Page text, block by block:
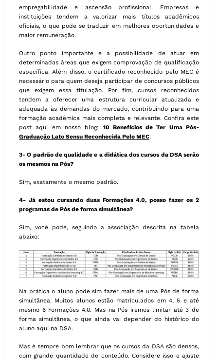
empregabilidade e ascensão profissional. Empresas e
instituições tendem a valorizar mais títulos acadêmicos
oficiais, o que pode se traduzir em melhores oportunidades e
maior remuneração.
Outro ponto importante é a possibilidade de atuar em
determinadas áreas que exigem comprovação de qualificação
específica. Além disso, o certificado reconhecido pelo MEC é
necessário para quem deseja participar de concursos públicos
que exigem essa titulação. Por fim, cursos reconhecidos
tendem a oferecer uma estrutura curricular atualizada e
adequada às demandas do mercado, contribuindo para uma
formação acadêmica mais completa e relevante. Confira este
post aqui em nosso blog: 10 Benefícios de Ter Uma Pós-
Graduação Lato Sensu Reconhecida Pelo MEC.
3- O padrão de qualidade e a didática dos cursos da DSA serão
os mesmos na Pós?
Sim, exatamente o mesmo padrão.
4- Já estou cursando duas Formações 4.0, posso fazer os 2
programas de Pós de forma simultânea?
Sim, você pode, seguindo a associação descrita na tabela
abaixo:
Na prática o aluno pode sim fazer mais de uma Pós de forma
simultânea. Muitos alunos estão matriculados em 4, 5 e até
mesmo 6 Formações 4.0. Mas na Pós iremos limitar até 3 de
forma simultânea, o que ainda vai depender do histórico do
aluno aqui na DSA.
Mas é sempre bom lembrar que os cursos da DSA são densos,
com grande quantidade de conteúdo. Considere isso e ajuste